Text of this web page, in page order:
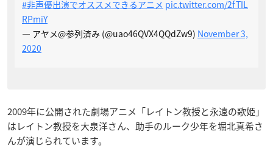
#非声優出演でオススメできるアニメ pic.twitter.com/2fTIL
RPmiY
— アヤメ@参列済み (@uao46QVX4QQdZw9) November 3,
2020
2009年に公開された劇場アニメ「レイトン教授と永遠の歌姫」
はレイトン教授を大泉洋さん、助手のルーク少年を堀北真希さ
んが演じられています。